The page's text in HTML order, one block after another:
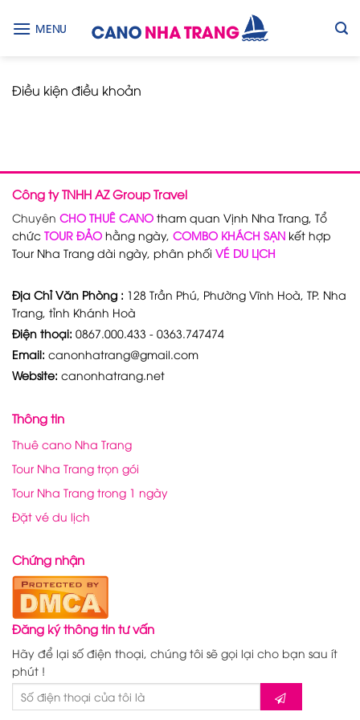
MENU
Điều kiện điều khoản
Công ty TNHH AZ Group Travel
Chuyên CHO THUÊ CANO tham quan Vịnh Nha Trang, Tổ
chức TOUR ĐẢO hằng ngày, COMBO KHÁCH SẠN kết hợp
Tour Nha Trang dài ngày, phân phối VÉ DU LỊCH
Địa Chỉ Văn Phòng : 128 Trần Phú, Phường Vĩnh Hoà, TP. Nha
Trang, tỉnh Khánh Hoà
Điện thoại: 0867.000.433 - 0363.747474
Email: canonhatrang@gmail.com
Website: canonhatrang.net
Thông tin
Thuê cano Nha Trang
Tour Nha Trang trọn gói
Tour Nha Trang trong 1 ngày
Đặt vé du lịch
Chứng nhận
Đăng ký thông tin tư vấn
Hãy để lại số điện thoại, chúng tôi sẽ gọi lại cho bạn sau ít
phút !